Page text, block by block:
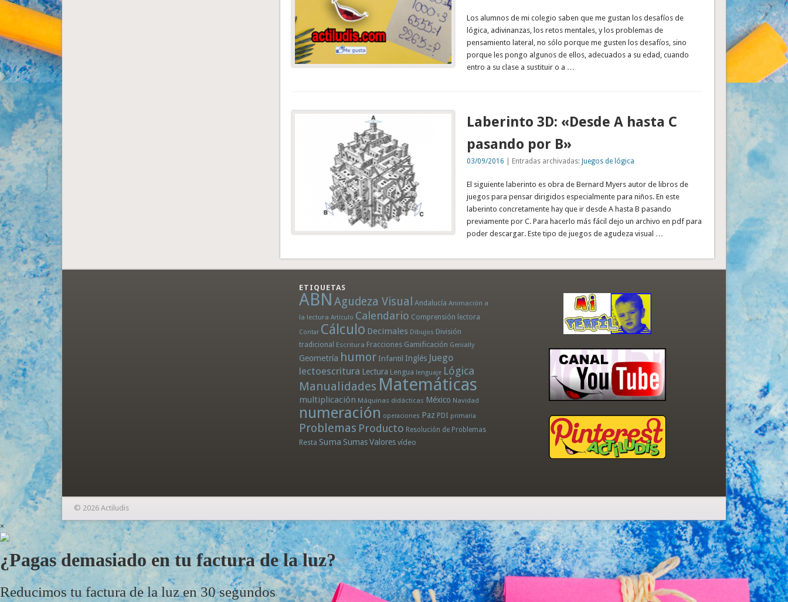
Los alumnos de mi colegio saben que me gustan los desafíos de
lógica, adivinanzas, los retos mentales, y los problemas de
pensamiento lateral, no sólo porque me gusten los desafíos, sino
porque les pongo algunos de ellos, adecuados a su edad, cuando
entro a su clase a sustituir o a …
Laberinto 3D: «Desde A hasta C
pasando por B»
03/09/2016 | Entradas archivadas: Juegos de lógica
El siguiente laberinto es obra de Bernard Myers autor de libros de
juegos para pensar dirigidos especialmente para niños. En este
laberinto concretamente hay que ir desde A hasta B pasando
previamente por C. Para hacerlo más fácil dejo un archivo en pdf para
poder descargar. Este tipo de juegos de agudeza visual …
ETIQUETAS
ABN Agudeza Visual Andalucía Animación a
la lectura Artículo Calendario Comprensión lectora
Contar Cálculo Decimales Dibujos División
tradicional Escritura Fracciones Gamificación Genially
Geometría humor Infantil Inglés Juego
lectoescritura Lectura Lengua lenguaje Lógica
Manualidades Matemáticas
multiplicación Máquinas didácticas México Navidad
numeración operaciones Paz PDI primaria
Problemas Producto Resolución de Problemas
Resta Suma SumasValores vídeo
© 2026 Actiludis
×
¿Pagas demasiado en tu factura de la luz?
Reducimos tu factura de la luz en 30 segundos